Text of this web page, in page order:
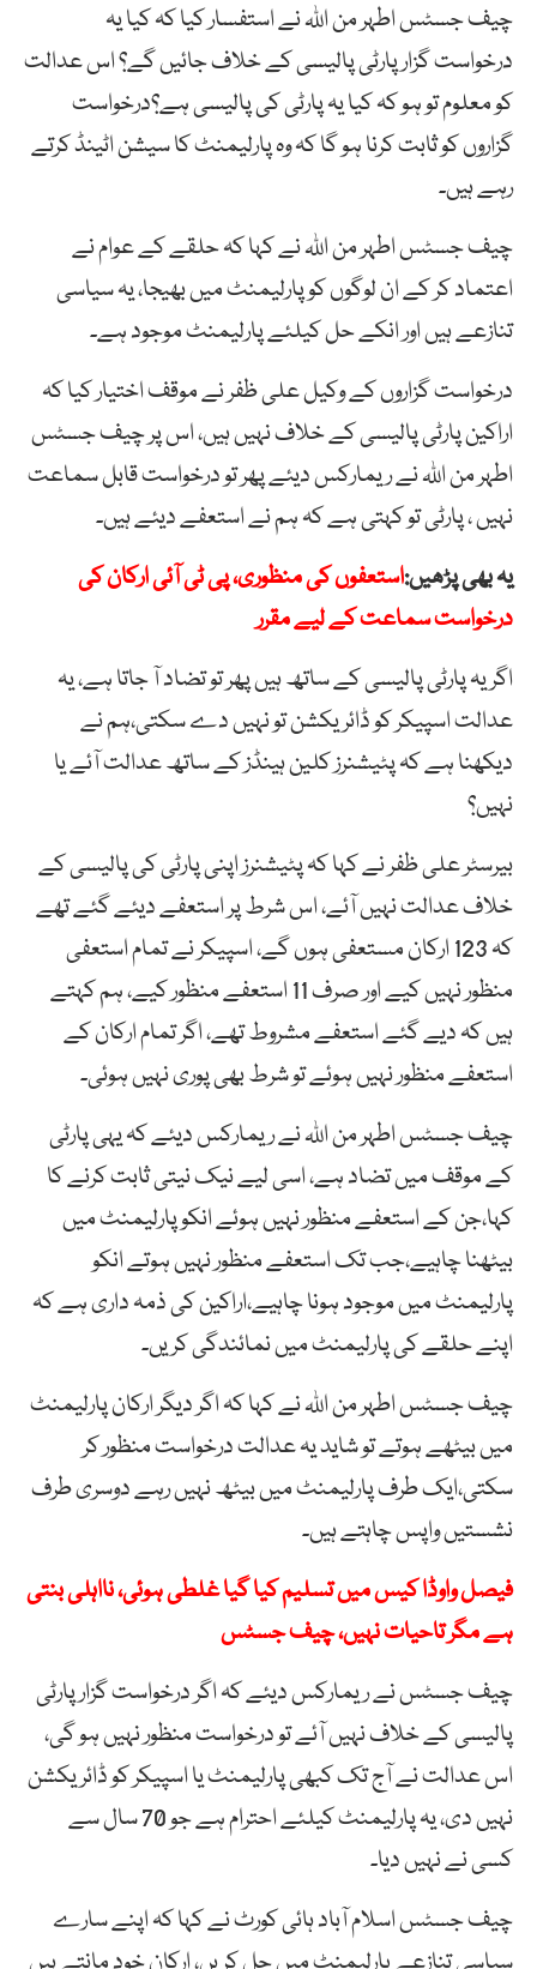
چیف جسٹس اطہر من اللہ نے استفسار کیا کہ کیا یہ
درخواست گزار پارٹی پالیسی کے خلاف جائیں گے؟ اس عدالت
کو معلوم تو ہو کہ کیا یہ پارٹی کی پالیسی ہے؟درخواست
گزاروں کو ثابت کرنا ہو گا کہ وہ پارلیمنٹ کا سیشن اٹینڈ کرتے
رہے ہیں۔
چیف جسٹس اطہر من اللہ نے کہا کہ حلقے کے عوام نے
اعتماد کر کے ان لوگوں کو پارلیمنٹ میں بھیجا، یہ سیاسی
تنازعے ہیں اور انکے حل کیلئے پارلیمنٹ موجود ہے۔
درخواست گزاروں کے وکیل علی ظفر نے موقف اختیار کیا کہ
اراکین پارٹی پالیسی کے خلاف نہیں ہیں، اس پر چیف جسٹس
اطہر من اللہ نے ریمارکس دیئے پھر تو درخواست قابل سماعت
نہیں ، پارٹی تو کہتی ہے کہ ہم نے استعفے دیئے ہیں۔
یہ بھی پڑھیں:استعفوں کی منظوری، پی ٹی آئی ارکان کی
درخواست سماعت کے لیے مقرر
اگر یہ پارٹی پالیسی کے ساتھ ہیں پھر تو تضاد آ جاتا ہے، یہ
عدالت اسپیکر کو ڈائریکشن تو نہیں دے سکتی،ہم نے
دیکھنا ہے کہ پٹیشنرز کلین ہینڈز کے ساتھ عدالت آئے یا
نہیں؟
بیرسٹر علی ظفر نے کہا کہ پٹیشنرز اپنی پارٹی کی پالیسی کے
خلاف عدالت نہیں آئے، اس شرط پر استعفے دیئے گئے تھے
کہ 123 ارکان مستعفی ہوں گے، اسپیکر نے تمام استعفی
منظور نہیں کیے اور صرف 11 استعفے منظور کیے، ہم کہتے
ہیں کہ دیے گئے استعفے مشروط تھے، اگر تمام ارکان کے
استعفے منظور نہیں ہوئے تو شرط بھی پوری نہیں ہوئی۔
چیف جسٹس اطہر من اللہ نے ریمارکس دیئے کہ یہی پارٹی
کے موقف میں تضاد ہے، اسی لیے نیک نیتی ثابت کرنے کا
کہا،جن کے استعفے منظور نہیں ہوئے انکو پارلیمنٹ میں
بیٹھنا چاہیے،جب تک استعفے منظور نہیں ہوتے انکو
پارلیمنٹ میں موجود ہونا چاہیے،اراکین کی ذمہ داری ہے کہ
اپنے حلقے کی پارلیمنٹ میں نمائندگی کریں۔
چیف جسٹس اطہر من اللہ نے کہا کہ اگر دیگر ارکان پارلیمنٹ
میں بیٹھے ہوتے تو شاید یہ عدالت درخواست منظور کر
سکتی،ایک طرف پارلیمنٹ میں بیٹھ نہیں رہے دوسری طرف
نشستیں واپس چاہتے ہیں۔
فیصل واوڈا کیس میں تسلیم کیا گیا غلطی ہوئی، نااہلی بنتی
ہے مگر تاحیات نہیں، چیف جسٹس
چیف جسٹس نے ریمارکس دیئے کہ اگر درخواست گزار پارٹی
پالیسی کے خلاف نہیں آئے تو درخواست منظور نہیں ہو گی،
اس عدالت نے آج تک کبھی پارلیمنٹ یا اسپیکر کو ڈائریکشن
نہیں دی، یہ پارلیمنٹ کیلئے احترام ہے جو 70 سال سے
کسی نے نہیں دیا۔
چیف جسٹس اسلام آباد ہائی کورٹ نے کہا کہ اپنے سارے